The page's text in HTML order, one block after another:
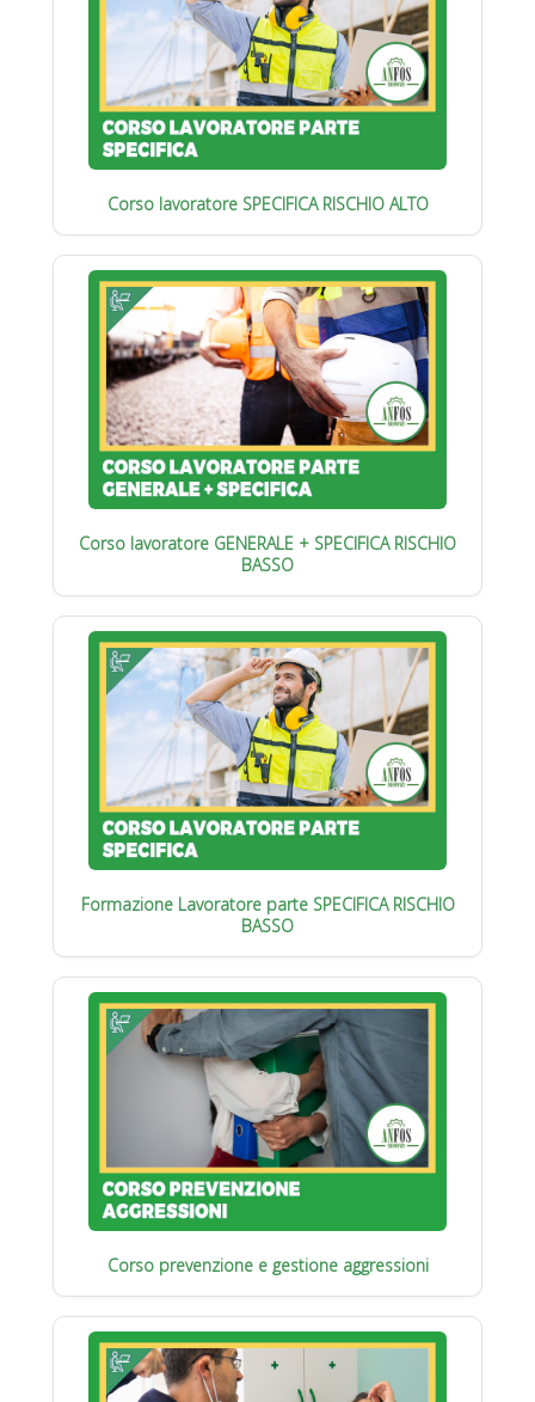
Corso lavoratore SPECIFICA RISCHIO ALTO
Corso lavoratore GENERALE + SPECIFICA RISCHIO
BASSO
Formazione Lavoratore parte SPECIFICA RISCHIO
BASSO
Corso prevenzione e gestione aggressioni